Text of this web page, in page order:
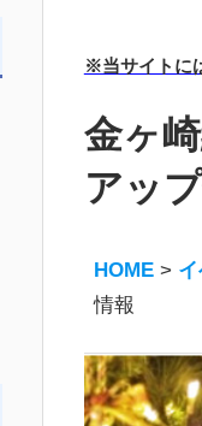
※当サイトに
金ヶ
アッ
HOME >
情報